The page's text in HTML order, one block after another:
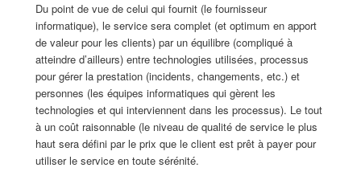
Du point de vue de celui qui fournit (le fournisseur
informatique), le service sera complet (et optimum en apport
de valeur pour les clients) par un équilibre (compliqué à
atteindre d’ailleurs) entre technologies utilisées, processus
pour gérer la prestation (incidents, changements, etc.) et
personnes (les équipes informatiques qui gèrent les
technologies et qui interviennent dans les processus). Le tout
à un coût raisonnable (le niveau de qualité de service le plus
haut sera défini par le prix que le client est prêt à payer pour
utiliser le service en toute sérénité.